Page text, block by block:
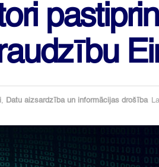
, Datu aizsardzība un informācijas drošība